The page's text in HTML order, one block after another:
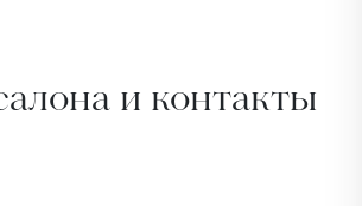
и контакты